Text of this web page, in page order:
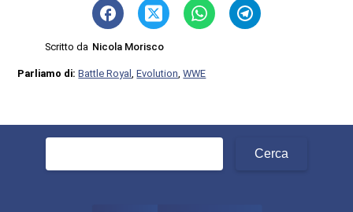
Scritto da Nicola Morisco
Parliamo di:Battle Royal ,Evolution ,WWE